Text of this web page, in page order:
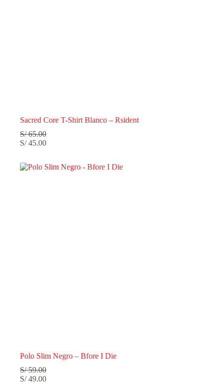
Sacred Core T-Shirt Blanco – Rsident
S/65.00
S/45.00
Polo Slim Negro – Bfore I Die
S/59.00
S/49.00